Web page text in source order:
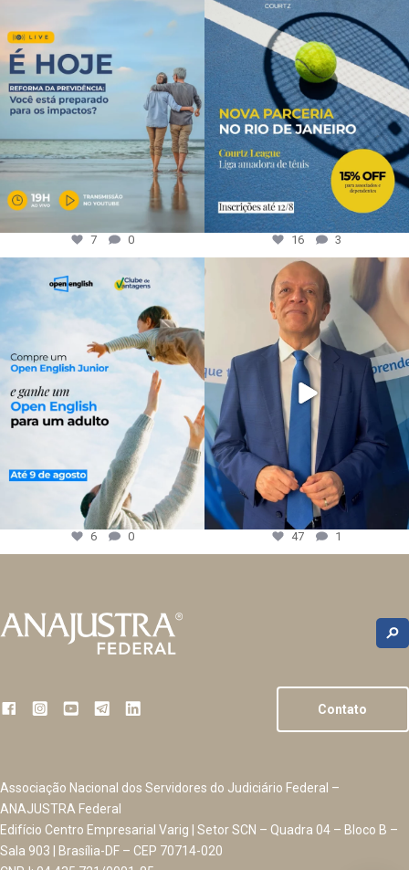
7 0 16 3
6 0 47 1
Contato
Associação Nacional dos Servidores do Judiciário Federal –
ANAJUSTRA Federal
Edifício Centro Empresarial Varig | Setor SCN – Quadra 04 – Bloco B –
Sala 903 | Brasília-DF – CEP 70714-020